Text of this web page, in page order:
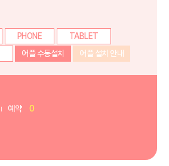
PHONE
TABLET
어플 수동설치 어플 설치 안내
예약 0